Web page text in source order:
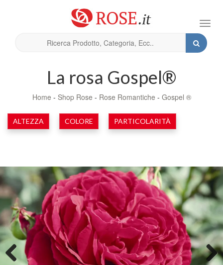
La rosa Gospel®
Home - Shop Rose - Rose Romantiche - Gospel ®
ALTEZZA COLORE PARTICOLARITÀ